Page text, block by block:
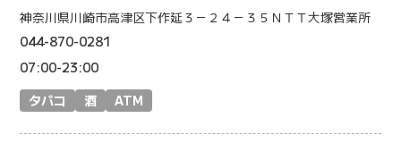
神奈川県川崎市高津区下作延３－２４－３５ＮＴＴ大塚営業所
044-870-0281
07:00-23:00
タバコ
酒 ATM